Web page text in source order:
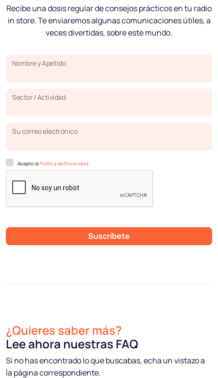
Recibe una dosis regular de consejos prácticos en tu radio
in store. Te enviaremos algunas comunicaciones útiles, a
veces divertidas, sobre este mundo.
Nombre y Apellido
Sector / Actividad
Su correo electrónico
Acepto la Política de Privacidad.
Suscríbete
¿Quieres saber más?
Lee ahora nuestras FAQ
Si no has encontrado lo que buscabas, echa un vistazo a
la página correspondiente.